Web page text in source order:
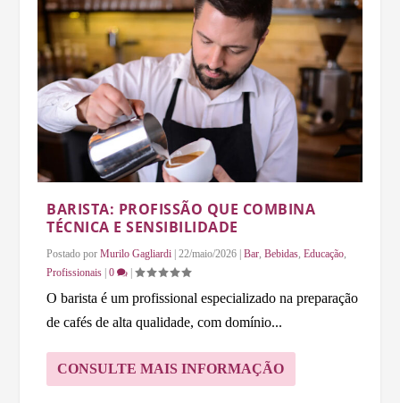
BARISTA: PROFISSÃO QUE COMBINA
TÉCNICA E SENSIBILIDADE
Postado porMurilo Gagliardi |22/maio/2026 |Bar,Bebidas,Educação,
Profissionais |0 |
O barista é um profissional especializado na preparação
de cafés de alta qualidade, com domínio...
CONSULTE MAIS INFORMAÇÃO